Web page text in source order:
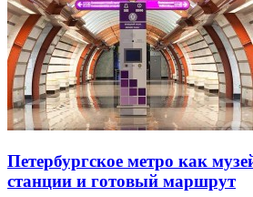
Петербургское метро как
станции и готовый маршрут